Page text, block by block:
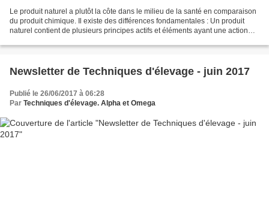
Le produit naturel a plutôt la côte dans le milieu de la santé en comparaison
du produit chimique. Il existe des différences fondamentales : Un produit
naturel contient de plusieurs principes actifs et éléments ayant une action
Newsletter de Techniques d'élevage - juin 2017
Publié le 26/06/2017 à 06:28
Par Techniques d'élevage. Alpha et Omega